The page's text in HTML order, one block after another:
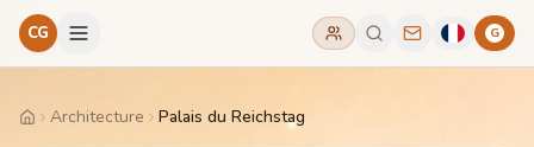
CG G
HomeArchitecture Palais du Reichstag